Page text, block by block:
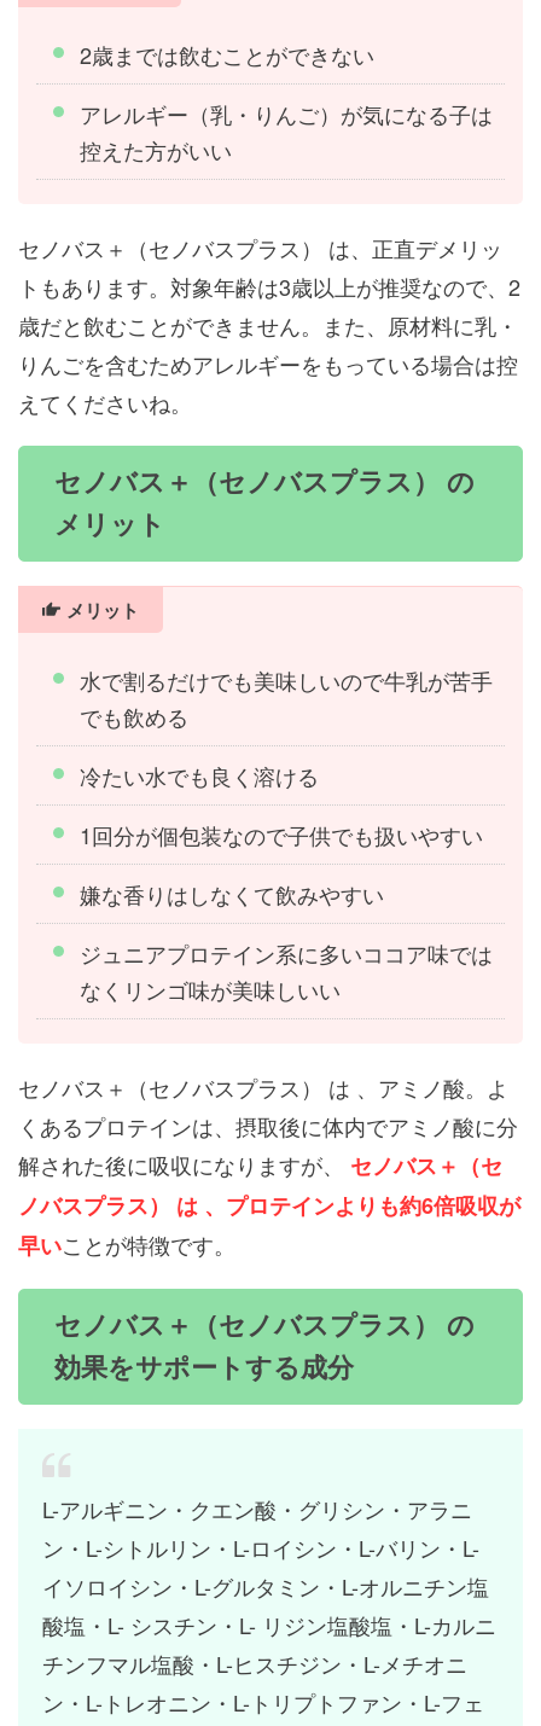
2歳までは飲むことができない
アレルギー（乳・りんご）が気になる子は
控えた方がいい
セノバス＋（セノバスプラス） は、正直デメリッ
トもあります。対象年齢は3歳以上が推奨なので、2
歳だと飲むことができません。また、原材料に乳・
りんごを含むためアレルギーをもっている場合は控
えてくださいね。
セノバス＋（セノバスプラス） の
メリット
メリット
水で割るだけでも美味しいので牛乳が苦手
でも飲める
冷たい水でも良く溶ける
1回分が個包装なので子供でも扱いやすい
嫌な香りはしなくて飲みやすい
ジュニアプロテイン系に多いココア味では
なくリンゴ味が美味しいい
セノバス＋（セノバスプラス） は 、アミノ酸。よ
くあるプロテインは、摂取後に体内でアミノ酸に分
解された後に吸収になりますが、 セノバス＋（セ
ノバスプラス） は 、プロテインよりも約6倍吸収が
早いことが特徴です。
セノバス＋（セノバスプラス） の
効果をサポートする成分
L-アルギニン・クエン酸・グリシン・アラニ
ン・L-シトルリン・L-ロイシン・L-バリン・L-
イソロイシン・L-グルタミン・L-オルニチン塩
酸塩・L- シスチン・L- リジン塩酸塩・L-カルニ
チンフマル塩酸・L-ヒスチジン・L-メチオニ
ン・L-トレオニン・L-トリプトファン・L-フェ